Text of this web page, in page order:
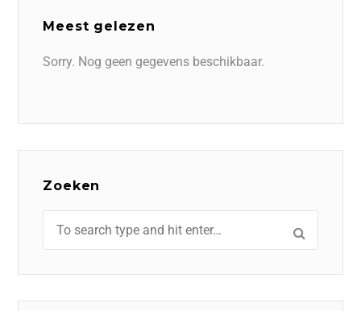
Meest gelezen
Sorry. Nog geen gegevens beschikbaar.
Zoeken